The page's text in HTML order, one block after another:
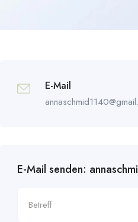
E-Mail
E-Mail senden: